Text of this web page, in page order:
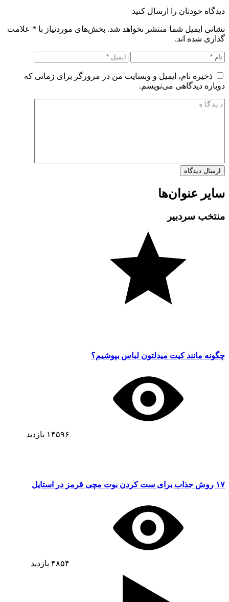
دیدگاه خودتان را ارسال کنید
نشانی ایمیل شما منتشر نخواهد شد. بخش‌های موردنیاز با * علامت
گذاری شده اند.
ذخیره نام، ایمیل و وبسایت من در مرورگر برای زمانی که
دوباره دیدگاهی می‌نویسم.
سایر عنوان‌ها
منتخب سردبیر
چگونه مانند کیت میدلتون لباس بپوشیم؟
۱۴۵۹۶ بازدید
۱۷ روش جذاب برای ست کردن بوت مچی قرمز در استایل
۴۸۵۴ بازدید